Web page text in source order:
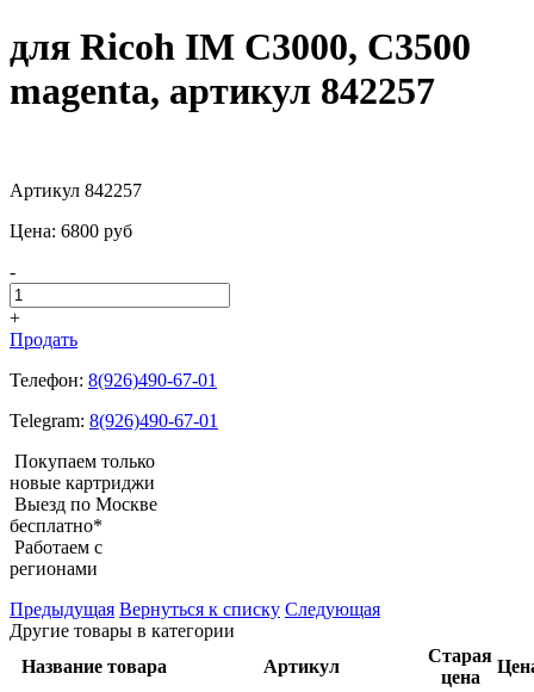
для Ricoh IM C3000, C3500
magenta, артикул 842257
Артикул 842257
Цена: 6800 pуб
-
+
Продать
Телефон: 8(926)490-67-01
Telegram: 8(926)490-67-01
Покупаем только
новые картриджи
Выезд по Москве
бесплатно*
Работаем с
регионами
Предыдущая Вернуться к списку Следующая
Другие товары в категории
Название товара
Артикул
Старая
цена